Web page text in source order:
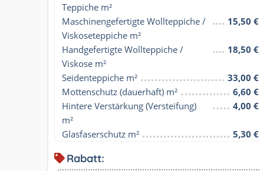
Teppiche m²
Maschinengefertigte Wollteppiche /
Viskoseteppiche m²
15,50 €
Handgefertigte Wollteppiche /
Viskose m²
18,50 €
Seidenteppiche m²
33,00 €
Mottenschutz (dauerhaft) m²
6,60 €
Hintere Verstärkung (Versteifung)
m²
4,00 €
Glasfaserschutz m² 5,30 €
Rabatt: